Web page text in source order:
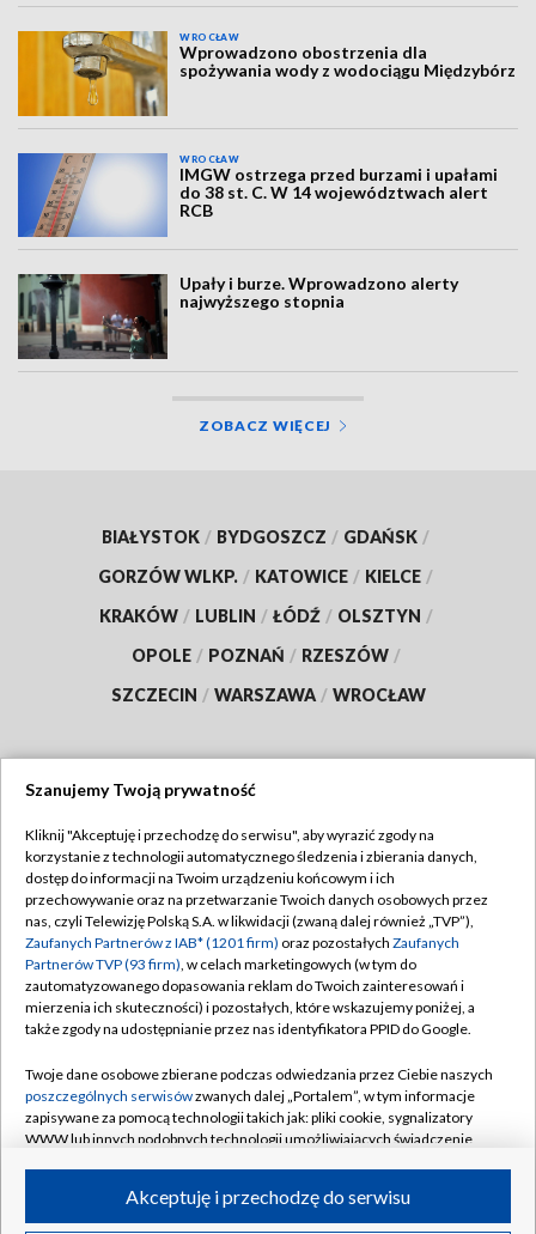
WROCŁAW
Wprowadzono obostrzenia dla
spożywania wody z wodociągu Międzybórz
WROCŁAW
IMGW ostrzega przed burzami i upałami
do 38 st. C. W 14 województwach alert
RCB
Upały i burze. Wprowadzono alerty
najwyższego stopnia
ZOBACZ WIĘCEJ
BIAŁYSTOK / BYDGOSZCZ / GDAŃSK /
GORZÓW WLKP. / KATOWICE / KIELCE /
KRAKÓW / LUBLIN / ŁÓDŹ / OLSZTYN /
OPOLE / POZNAŃ / RZESZÓW /
SZCZECIN / WARSZAWA / WROCŁAW
TVP
Abonament TVP
Emisja w TVP
Centrum informacji TVP
Naziemna Telewizja Cyfrowa
Rada Programowa
System NOS
Informacje o nadawcy
Program dla prasy
Regulamin TVP
Polityka prywatności
Moje zgody
Pomoc
Kontakt
Kanały
Szanujemy Twoją prywatność
Kliknij "Akceptuję i przechodzę do serwisu", aby wyrazić zgody na
korzystanie z technologii automatycznego śledzenia i zbierania danych,
dostęp do informacji na Twoim urządzeniu końcowym i ich
przechowywanie oraz na przetwarzanie Twoich danych osobowych przez
nas, czyli Telewizję Polską S.A. w likwidacji (zwaną dalej również „TVP”),
Zaufanych Partnerów z IAB* (1201 firm) oraz pozostałych Zaufanych
Partnerów TVP (93 firm), w celach marketingowych (w tym do
zautomatyzowanego dopasowania reklam do Twoich zainteresowań i
mierzenia ich skuteczności) i pozostałych, które wskazujemy poniżej, a
także zgody na udostępnianie przez nas identyfikatora PPID do Google.
Twoje dane osobowe zbierane podczas odwiedzania przez Ciebie naszych
poszczególnych serwisówzwanych dalej „Portalem”, w tym informacje
zapisywane za pomocą technologii takich jak: pliki cookie, sygnalizatory
WWW lub innych podobnych technologii umożliwiających świadczenie
ruchu w Internecie.Akceptuję i przechodzę do serwisu